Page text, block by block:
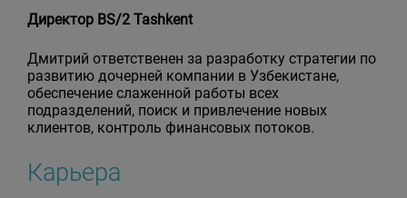
Директор BS/2 Tashkent
Дмитрий ответственен за разработку стратегии по
развитию дочерней компании в Узбекистане,
обеспечение слаженной работы всех
подразделений, поиск и привлечение новых
клиентов, контроль финансовых потоков.
Карьера